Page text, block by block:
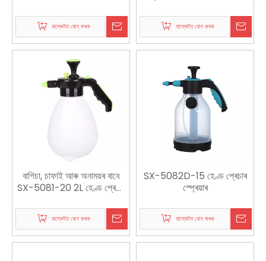
বাস্কেটত যোগ কৰক বাস্কেটত যোগ কৰক
বাগিচা, চাফাই আৰু অনাময়ৰ বাবে
SX-5081-20 2L হেণ্ড প্ৰেচাৰ
বাস্কেটত যোগ কৰক
SX-5082D-15 হেণ্ড প্ৰেচাৰ
স্প্ৰেয়াৰ
বাস্কেটত যোগ কৰক